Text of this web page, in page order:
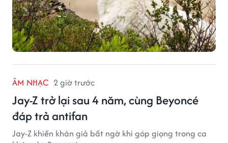
ÂM NHẠC 2 giờ trước
Jay-Z trở lại sau 4 năm, cùng Beyoncé
đáp trả antifan
Jay-Z khiến khán giả bất ngờ khi góp giọng trong ca